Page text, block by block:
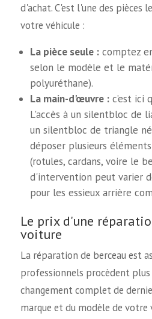
d'achat. C'est l'une des pièces
votre véhicule :
La pièce seule : comptez
selon le modèle et le
polyuréthane).
La main-d'œuvre : c’est ici
L'accès à un silentbloc de
un silentbloc de triangle
déposer plusieurs
(rotules, cardans, voire le
d'intervention peut varier
pour les essieux arrière
Le prix d'une
voiture
La réparation de berceau est
professionnels procèdent plus
changement complet de
marque et du modèle de votre